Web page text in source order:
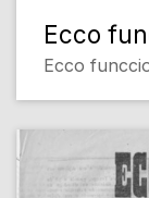
Ecco
Ecco